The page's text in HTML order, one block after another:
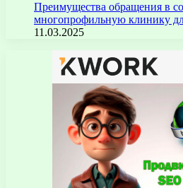
Преимущества обращения в
многопрофильную клинику
11.03.2025